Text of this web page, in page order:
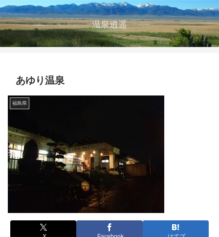
温泉逍遥
あゆり温泉
福島県